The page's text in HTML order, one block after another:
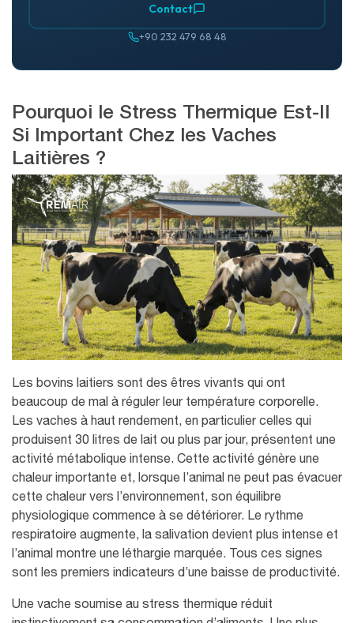
Contact
+90 232 479 68 48
Pourquoi le Stress Thermique Est-Il
Si Important Chez les Vaches
Laitières ?
Les bovins laitiers sont des êtres vivants qui ont
beaucoup de mal à réguler leur température corporelle.
Les vaches à haut rendement, en particulier celles qui
produisent 30 litres de lait ou plus par jour, présentent une
activité métabolique intense. Cette activité génère une
chaleur importante et, lorsque l’animal ne peut pas évacuer
cette chaleur vers l’environnement, son équilibre
physiologique commence à se détériorer. Le rythme
respiratoire augmente, la salivation devient plus intense et
l’animal montre une léthargie marquée. Tous ces signes
sont les premiers indicateurs d’une baisse de productivité.
Une vache soumise au stress thermique réduit